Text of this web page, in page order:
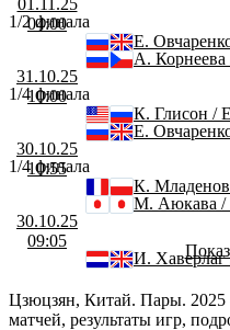
01.11.25
04:00
Е.
1/2 финала
31.10.25
10:00
А.
К. Глисон /
1/4 финала
30.10.25
10:55
Е.
К.
1/4 финала
30.10.25
09:05
М. Аюкава /
И.
Цзюцзян, Китай. Пары. 2025
матчей, результаты игр,